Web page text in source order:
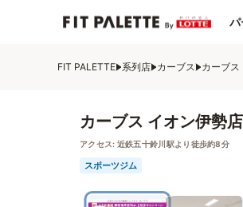
パ
FIT PALETTE 系列店 カーブス カーブス
カーブス イオン伊勢店
アクセス: 近鉄五十鈴川駅より徒歩約8分
スポーツジム